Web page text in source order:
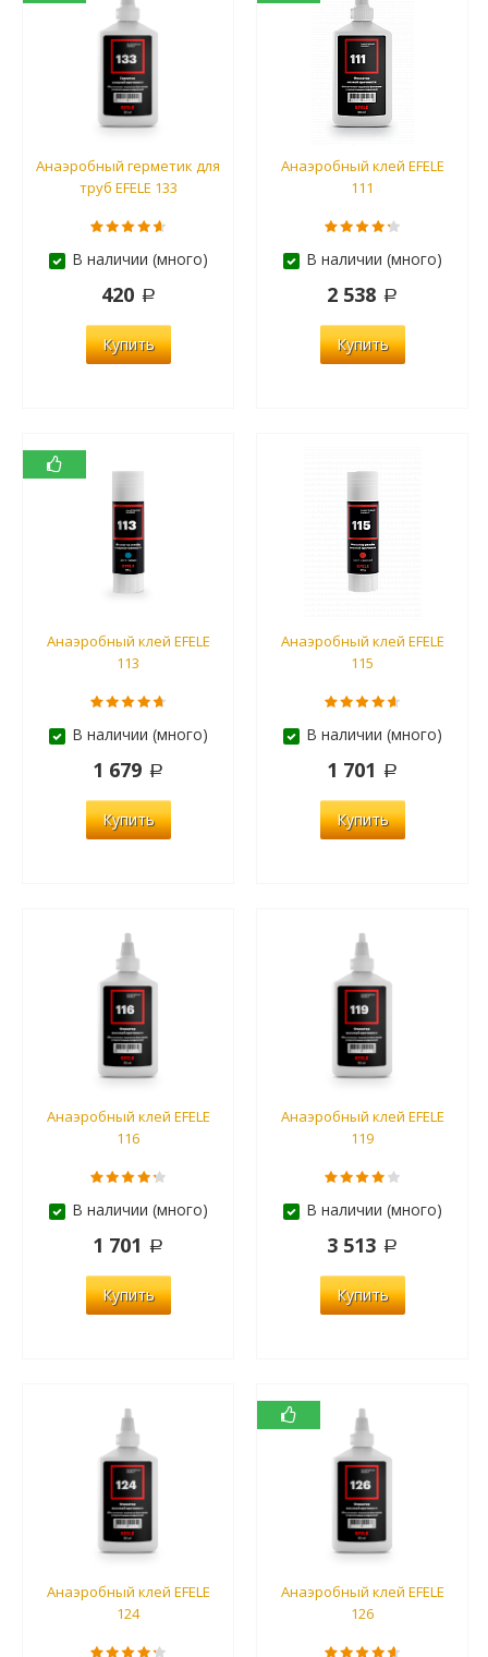
Анаэробный герметик для
труб EFELE 133
В наличии (много)
420
Купить
Анаэробный клей EFELE
111
В наличии (много)
2 538
Купить
Анаэробный клей EFELE
113
В наличии (много)
1 679
Купить
Анаэробный клей EFELE
115
В наличии (много)
1 701
Купить
Анаэробный клей EFELE
116
В наличии (много)
1 701
Купить
Анаэробный клей EFELE
119
В наличии (много)
3 513
Купить
Анаэробный клей EFELE
124
Анаэробный клей EFELE
126